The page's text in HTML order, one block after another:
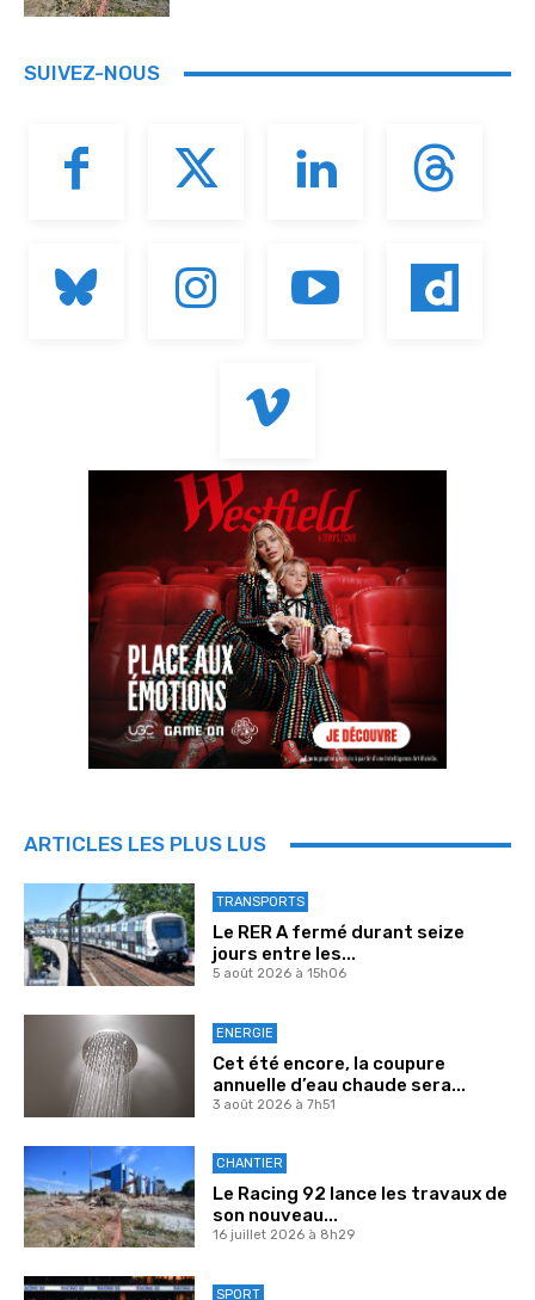
SUIVEZ-NOUS
ARTICLES LES PLUS LUS
TRANSPORTS
Le RER A fermé durant seize
jours entre les...
5 août 2026 à 15h06
ENERGIE
Cet été encore, la coupure
annuelle d’eau chaude sera...
3 août 2026 à 7h51
CHANTIER
Le Racing 92 lance les travaux de
son nouveau...
16 juillet 2026 à 8h29
SPORT